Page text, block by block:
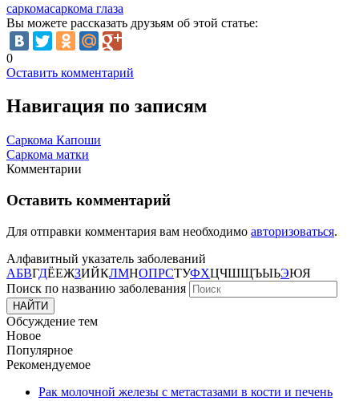
саркомасаркома глаза
Вы можете рассказать друзьям об этой статье:
0
Оставить комментарий
Навигация по записям
Саркома Капоши
Саркома матки
Комментарии
Оставить комментарий
Для отправки комментария вам необходимо авторизоваться.
Алфавитный указатель заболеваний
АБВГДЁЕЖЗИЙКЛМНОПРСТУФХЦЧШЩЪЫЬЭЮЯ
Поиск по названию заболевания
Обсуждение тем
Новое
Популярное
Рекомендуемое
Рак молочной железы с метастазами в кости и печень